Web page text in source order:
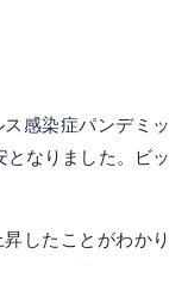
感染症パンデミッ
となりました。ビッ
したことがわかり